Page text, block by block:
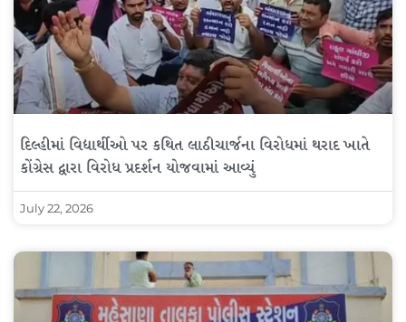
દિલ્હીમાં વિદ્યાર્થીઓ પર કથિત લાઠીચાર્જના વિરોધમાં થરાદ ખાતે
કોંગ્રેસ દ્વારા વિરોધ પ્રદર્શન યોજવામાં આવ્યું
July 22, 2026